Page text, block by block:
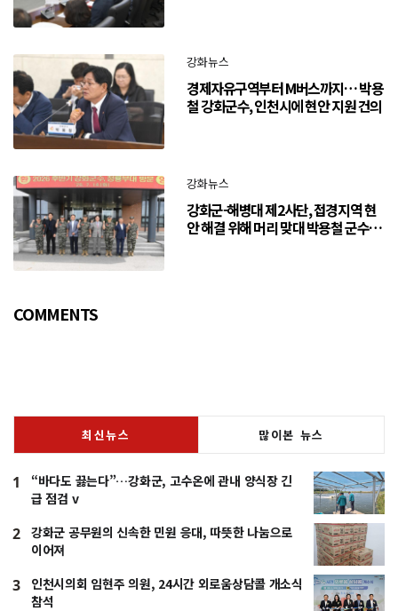
강화뉴스
경제자유구역부터 M버스까지… 박용
철 강화군수, 인천시에 현안 지원 건의
강화뉴스
강화군-해병대 제2사단, 접경지역 현
안 해결 위해 머리 맞대 박용철 군수
COMMENTS
최신뉴스 많이본 뉴스
1
“바다도 끓는다”…강화군, 고수온에 관내 양식장 긴
급 점검 v
2
강화군 공무원의 신속한 민원 응대, 따뜻한 나눔으로
이어져
3
인천시의회 임현주 의원, 24시간 외로움상담콜 개소식
참석